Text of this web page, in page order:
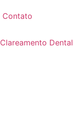
Contato
Clareamento Dental